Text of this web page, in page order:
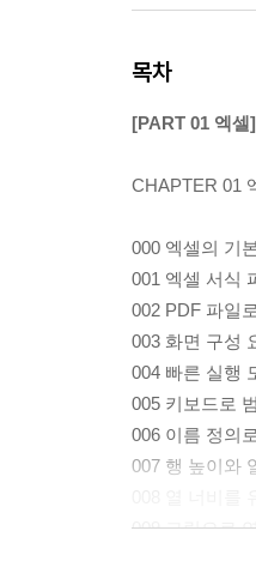
목차
[PART 01 엑셀]
CHAPTER 01
000 엑셀의 기
001 엑셀 서식
002 PDF 파일
003 화면 구성
004 빠른 실행
005 키보드로
006 이름 정의
007 행 높이와
009 그림으로